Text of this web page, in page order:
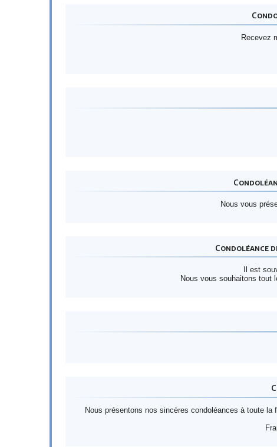
Recevez
Nous vous
Condoléance
Il est
Nous vous souhaitons tout
Nous présentons nos sincères condoléances à toute